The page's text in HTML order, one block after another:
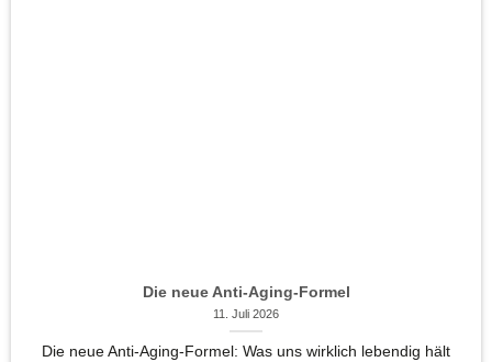
Die neue Anti-Aging-Formel
11. Juli 2026
Die neue Anti-Aging-Formel: Was uns wirklich lebendig hält